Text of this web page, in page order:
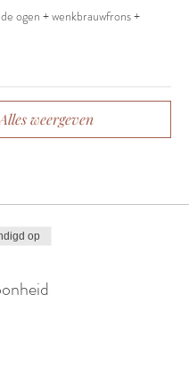
ogen + wenkbrauwfrons +
Alles weergeven
op